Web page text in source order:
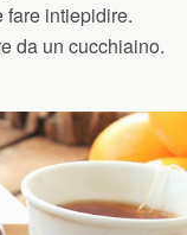
fare intiepidire.
da un cucchiaino.